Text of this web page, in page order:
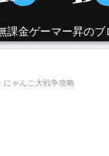
課金ゲーマー昇のブ
にゃんこ大戦争攻略